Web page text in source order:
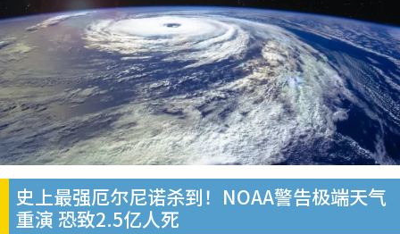
史上最强厄尔尼诺杀到！NOAA警告极端天气
重演 恐致2.5亿人死